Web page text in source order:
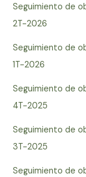
Seguimiento de
2T-2026
Seguimiento de
1T-2026
Seguimiento de
4T-2025
Seguimiento de
3T-2025
Seguimiento de